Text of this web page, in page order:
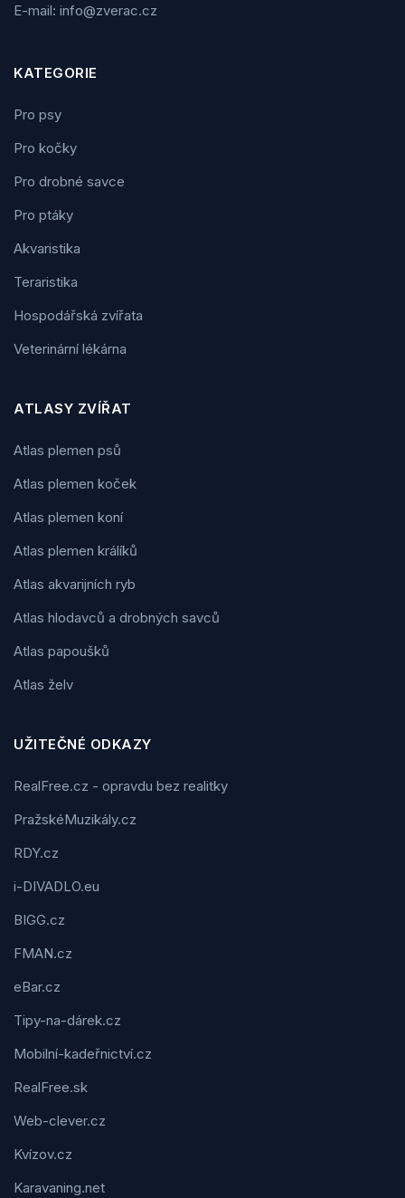
E-mail: info@zverac.cz
KATEGORIE
Pro psy
Pro kočky
Pro drobné savce
Pro ptáky
Akvaristika
Teraristika
Hospodářská zvířata
Veterinární lékárna
ATLASY ZVÍŘAT
Atlas plemen psů
Atlas plemen koček
Atlas plemen koní
Atlas plemen králíků
Atlas akvarijních ryb
Atlas hlodavců a drobných savců
Atlas papoušků
Atlas želv
UŽITEČNÉ ODKAZY
RealFree.cz - opravdu bez realitky
PražskéMuzikály.cz
RDY.cz
i-DIVADLO.eu
BIGG.cz
FMAN.cz
eBar.cz
Tipy-na-dárek.cz
Mobilní-kadeřnictví.cz
RealFree.sk
Web-clever.cz
Kvízov.cz
Karavaning.net